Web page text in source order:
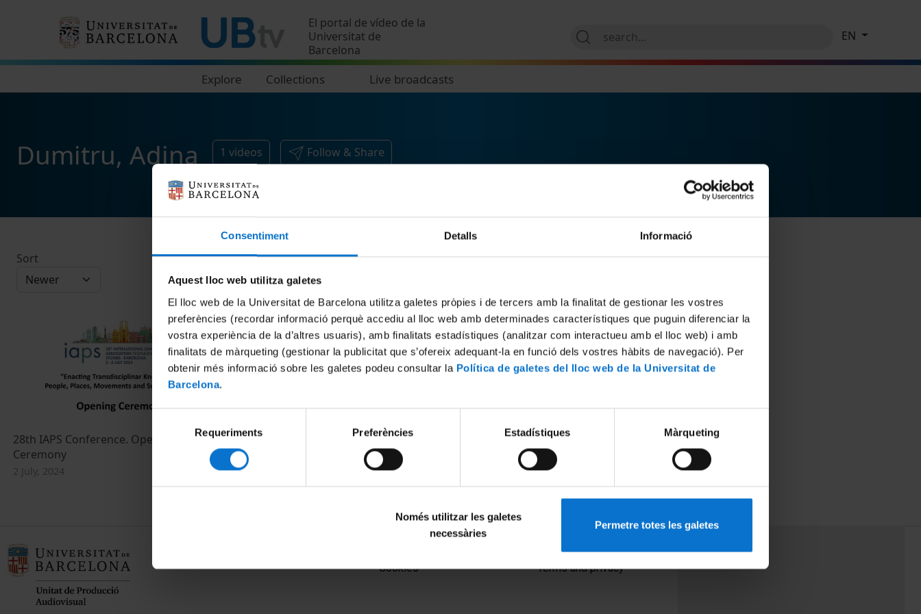
Consentiment Detalls Informació
Aquest lloc web utilitza galetes
El lloc web de la Universitat de Barcelona utilitza galetes pròpies i de tercers amb la finalitat de gestionar les vostres
preferències (recordar informació perquè accediu al lloc web amb determinades característiques que puguin diferenciar la
vostra experiència de la d’altres usuaris), amb finalitats estadístiques (analitzar com interactueu amb el lloc web) i amb
finalitats de màrqueting (gestionar la publicitat que s’ofereix adequant-la en funció dels vostres hàbits de navegació). Per
obtenir més informació sobre les galetes podeu consultar la Política de galetes del lloc web de la Universitat de
Barcelona.
consentiment
Requeriments Preferències Estadístiques Màrqueting
Només utilitzar les galetes
necessàries
Permetre totes les galetes
El portal de vídeo de la
Universitat de
Barcelona
Explore Collections Live broadcasts
EN
Dumitru, Adina 1 videos Follow & Share
Sort
28th IAPS Conference. Opening
Ceremony
2 July, 2024
Cookies
Terms and privacy